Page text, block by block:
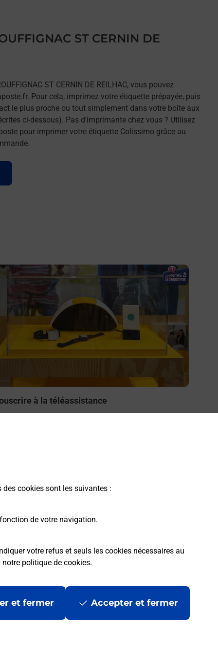
cookies sont les suivantes :
de votre navigation.
votre refus et seuls les cookies nécessaires au
notre politique de cookies.
et fermer Accepter et fermer
ST CERNIN DE
ST CERNIN DE REILHAC, vous pouvez
Pour cela, imprimez votre étiquette prépayée, puis
le plus proche ou tout simplement dans votre boîte aux
ci-dessous). Pas d'imprimante chez vous ? Utilisez
pour imprimer votre étiquette Colissimo grâce au
savoir plus
à la téléassistance
?